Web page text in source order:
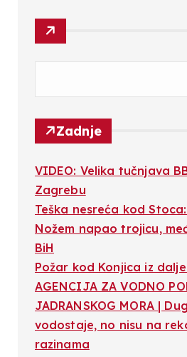
Zadnje
VIDEO: Velika tučnjava
Zagrebu
Teška nesreća kod
Nožem napao trojicu,
BiH
Požar kod Konjica iz
AGENCIJA ZA VODNO
JADRANSKOG MORA |
vodostaje, no nisu na
razinama